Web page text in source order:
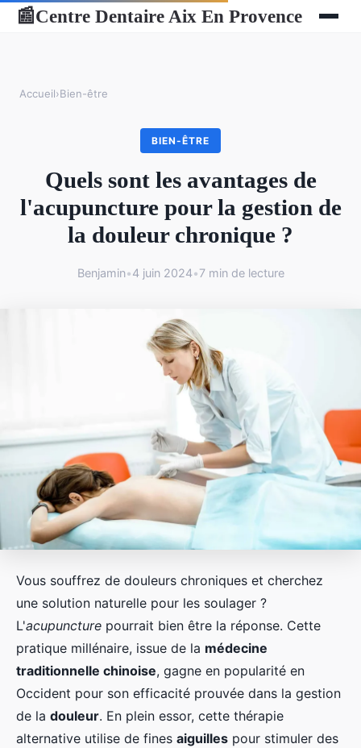
📰Centre Dentaire Aix En Provence
Accueil›Bien-être
BIEN-ÊTRE
Quels sont les avantages de
l'acupuncture pour la gestion de
la douleur chronique ?
Benjamin•4 juin 2024•7 min de lecture
Vous souffrez de douleurs chroniques et cherchez
une solution naturelle pour les soulager ?
L'acupuncture pourrait bien être la réponse. Cette
pratique millénaire, issue de la médecine
traditionnelle chinoise, gagne en popularité en
Occident pour son efficacité prouvée dans la gestion
de la douleur. En plein essor, cette thérapie
alternative utilise de fines aiguilles pour stimuler des